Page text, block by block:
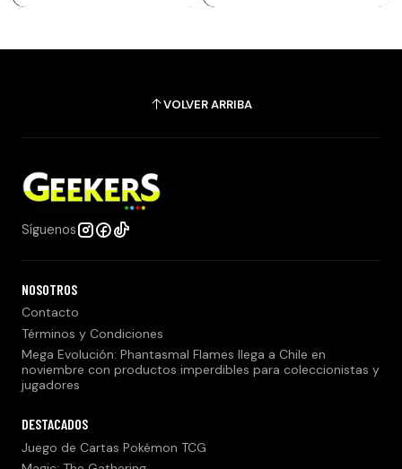
VOLVER ARRIBA
Síguenos
NOSOTROS
Contacto
Términos y Condiciones
Mega Evolución: Phantasmal Flames llega a Chile en
noviembre con productos imperdibles para coleccionistas y
jugadores
DESTACADOS
Juego de Cartas Pokémon TCG